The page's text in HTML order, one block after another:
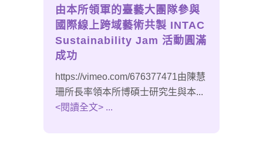
由本所領軍的臺藝大團隊參與
國際線上跨域藝術共製 INTAC
Sustainability Jam 活動圓滿
成功
https://vimeo.com/676377471由陳慧
珊所長率領本所博碩士研究生與本...
<閱讀全文> ...